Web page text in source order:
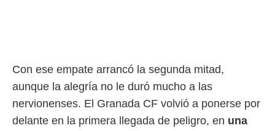
Con ese empate arrancó la segunda mitad,
aunque la alegría no le duró mucho a las
nervionenses. El Granada CF volvió a ponerse por
delante en la primera llegada de peligro, en una